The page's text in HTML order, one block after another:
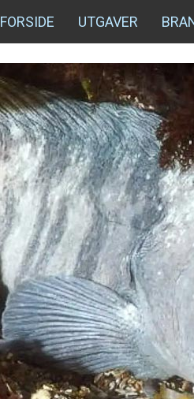
FORSIDE UTGAVER